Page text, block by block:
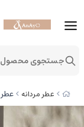
عطر مردانه عطر
جستجوی محصول،